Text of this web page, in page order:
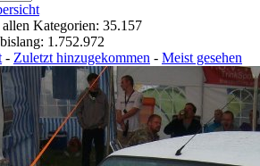
Kategorien: 35.157
1.752.972
- Zuletzt hinzugekommen - Meist gesehen